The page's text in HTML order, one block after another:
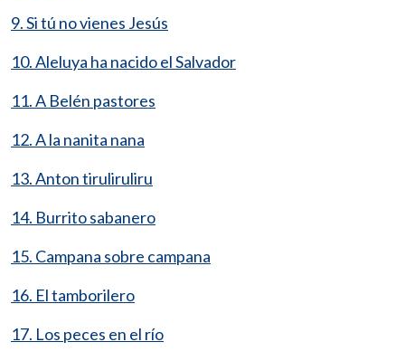
9. Si tú no vienes Jesús
10. Aleluya ha nacido el Salvador
11. A Belén pastores
12. A la nanita nana
13. Anton tiruliruliru
14. Burrito sabanero
15. Campana sobre campana
16. El tamborilero
17. Los peces en el río